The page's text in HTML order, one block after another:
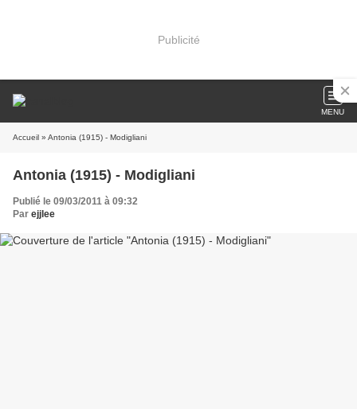
Publicité
MENU
Accueil » Antonia (1915) - Modigliani
Antonia (1915) - Modigliani
Publié le 09/03/2011 à 09:32
Par ejjlee